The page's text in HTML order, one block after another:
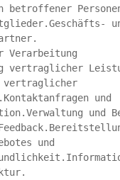
betroffener
Verarbeitung
vertraglicher
vertraglicher
und
und
und